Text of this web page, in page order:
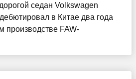
седан Volkswagen
в Китае два года
производстве FAW-